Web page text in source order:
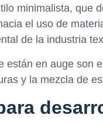
minimalista, que
el uso de
de la industria
están en auge son
y la mezcla de